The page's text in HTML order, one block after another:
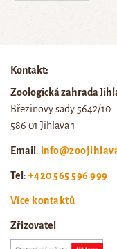
Kontakt:
Zoologická zahrada
Březinovy sady 5642/10
586 01 Jihlava 1
Email :
Tel : +420 565 596 999
Více kontaktů
Zřizovatel